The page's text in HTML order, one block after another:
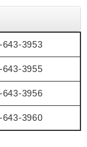
643-3953
643-3955
643-3956
643-3960